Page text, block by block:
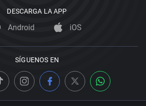
DESCARGA LA APP
Android iOS
SÍGUENOS EN